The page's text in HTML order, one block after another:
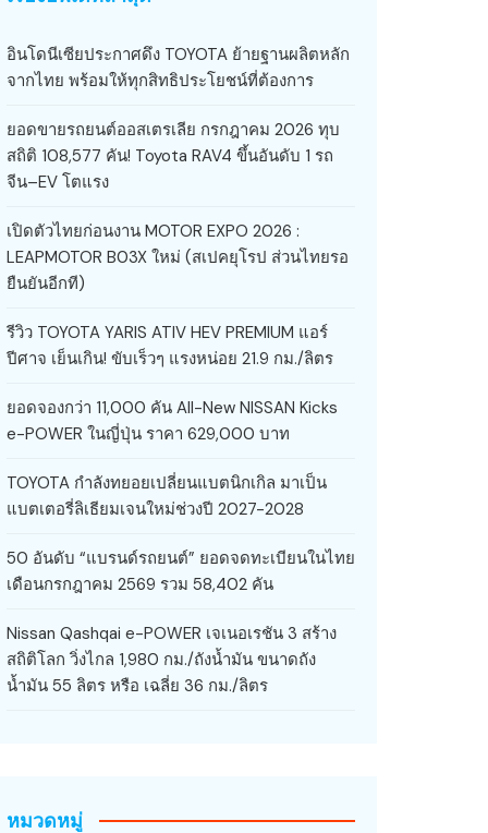
อินโดนีเซียประกาศดึง TOYOTA ย้ายฐานผลิตหลัก
จากไทย พร้อมให้ทุกสิทธิประโยชน์ที่ต้องการ
ยอดขายรถยนต์ออสเตรเลีย กรกฎาคม 2026 ทุบ
สถิติ 108,577 คัน! Toyota RAV4 ขึ้นอันดับ 1 รถ
จีน–EV โตแรง
เปิดตัวไทยก่อนงาน MOTOR EXPO 2026 :
LEAPMOTOR B03X ใหม่ (สเปคยุโรป ส่วนไทยรอ
ยืนยันอีกที)
รีวิว TOYOTA YARIS ATIV HEV PREMIUM แอร์
ปีศาจ เย็นเกิน! ขับเร็วๆ แรงหน่อย 21.9 กม./ลิตร
ยอดจองกว่า 11,000 คัน All-New NISSAN Kicks
e-POWER ในญี่ปุ่น ราคา 629,000 บาท
TOYOTA กำลังทยอยเปลี่ยนแบตนิกเกิล มาเป็น
แบตเตอรี่ลิเธียมเจนใหม่ช่วงปี 2027-2028
50 อันดับ “แบรนด์รถยนต์” ยอดจดทะเบียนในไทย
เดือนกรกฎาคม 2569 รวม 58,402 คัน
Nissan Qashqai e-POWER เจเนอเรชัน 3 สร้าง
สถิติโลก วิ่งไกล 1,980 กม./ถังน้ำมัน ขนาดถัง
น้ำมัน 55 ลิตร หรือ เฉลี่ย 36 กม./ลิตร
หมวดหมู่